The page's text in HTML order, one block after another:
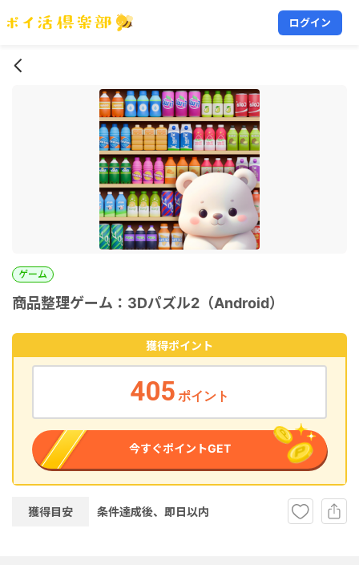
ログイン
ゲーム
商品整理ゲーム：3Dパズル2（Android）
獲得ポイント
405 ポイント
今すぐポイントGET
獲得目安 条件達成後、即日以内